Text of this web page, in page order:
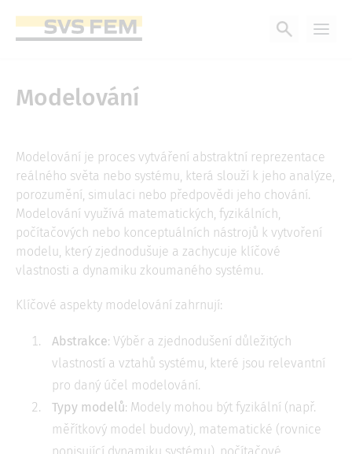
hlavnímu
Modelování
Modelování je proces vytváření abstraktní reprezentace
reálného světa nebo systému, která slouží k jeho analýze,
porozumění, simulaci nebo předpovědi jeho chování.
Modelování využívá matematických, fyzikálních,
počítačových nebo konceptuálních nástrojů k vytvoření
modelu, který zjednodušuje a zachycuje klíčové
vlastnosti a dynamiku zkoumaného systému.
Klíčové aspekty modelování zahrnují:
Abstrakce: Výběr a zjednodušení důležitých
vlastností a vztahů systému, které jsou relevantní
pro daný účel modelování.
Typy modelů: Modely mohou být fyzikální (např.
měřítkový model budovy), matematické (rovnice